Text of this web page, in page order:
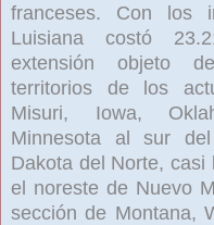
franceses. Con los
Luisiana
costó
extensión objeto
territorios de los
Misuri, Iowa,
Minnesota al sur
Dakota del Norte, casi
el noreste de Nuevo
sección de Montana,